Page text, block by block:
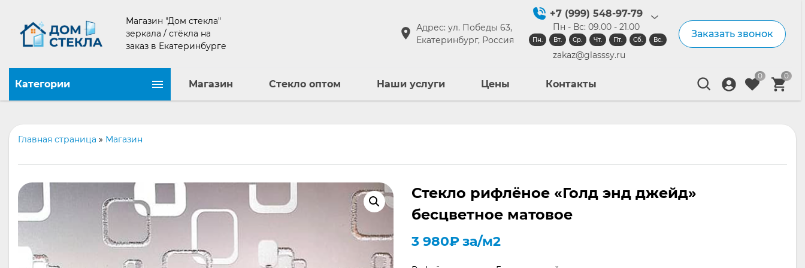
Магазин "Дом стекла"
зеркала / стёкла на
заказ в Екатеринбурге
Адрес: ул. Победы 63,
Екатеринбург, Россия
+7 (999) 548-97-79
Пн - Вс: 09.00 - 21.00
Пн. Вт. Ср. Чт. Пт. Сб. Вс.
zakaz@glasssy.ru
Заказать звонок
Категории Магазин Стекло оптом Наши услуги Цены Контакты
0 0
Главная страница » Магазин
Стекло рифлёное «Голд энд джейд»
бесцветное матовое
3 980₽ за/м2